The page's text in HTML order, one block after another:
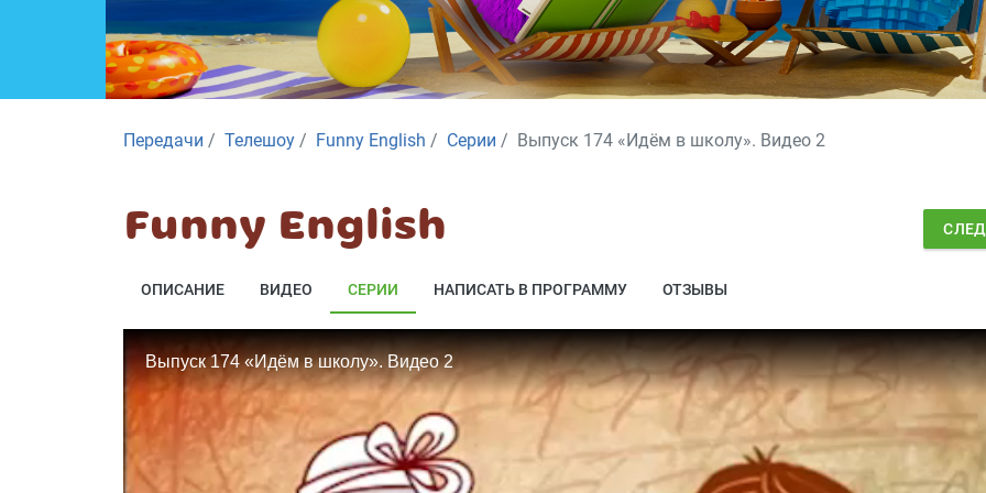
Передачи Телешоу Funny English Серии Выпуск 174 «Идём в школу». Видео 2
Funny English
ОПИСАНИЕ ВИДЕО СЕРИИ НАПИСАТЬ В ПРОГРАММУ ОТЗЫВЫ